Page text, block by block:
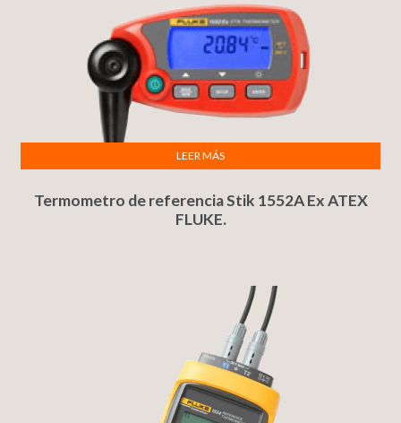
Termometro de referencia Stik 1552A Ex ATEX
FLUKE.
LEER MÁS